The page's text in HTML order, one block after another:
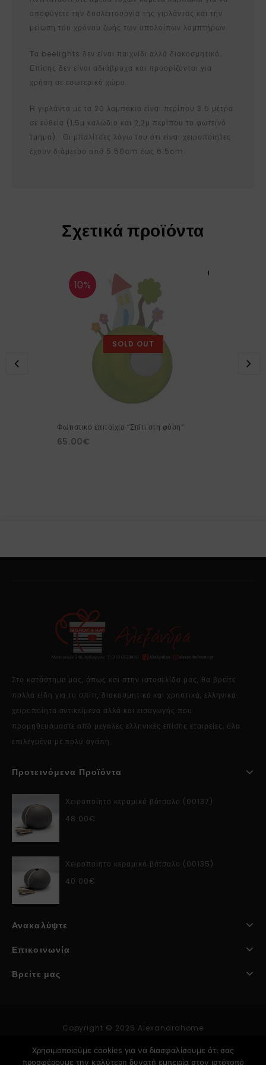
αποφύγετε την δυσλειτουργία της γιρλάντας και την
μείωση του χρόνου ζωής των υπολοίπων λαμπτήρων.
Τα beelights δεν είναι παιχνίδι αλλά διακοσμητικό.
Επίσης δεν είναι αδιάβροχα και προορίζονται για
χρήση σε εσωτερικό χώρο.
Η γιρλάντα με τα 20 λαμπάκια είναι περίπου 3.5 μέτρα
σε ευθεία (1,5μ καλώδιο και 2,2μ περίπου το φωτεινό
τμήμα). Οι μπαλίτσες λόγω του ότι είναι χειροποίητες
έχουν διάμετρο από 5.50cm έως 6.5cm.
Σχετικά προϊόντα
10%
SOLD OUT
Φωτιστικό επιτοίχιο “Σπίτι στη φύση”
65.00€
Στο κατάστημα μας, όπως και στην ιστοσελίδα μας, θα βρείτε
πολλά είδη για το σπίτι, διακοσμητικά και χρηστικά, ελληνικά
χειροποίητα αντικείμενα αλλά και εισαγωγής που
προμηθευόμαστε από μεγάλες ελληνικές επίσης εταιρείες, όλα
επιλεγμένα με πολύ αγάπη.
Προτεινόμενα Προϊόντα
Χειροποίητο κεραμικό βότσαλο (00137)
48.00€
Χειροποίητο κεραμικό βότσαλο (00135)
40.00€
Ανακαλύψτε
Επικοινωνία
Βρείτε μας
Copyright © 2026 Alexandrahome
Χρησιμοποιούμε cookies για να διασφαλίσουμε ότι σας
προσφέρουμε την καλύτερη δυνατή εμπειρία στον ιστότοπό